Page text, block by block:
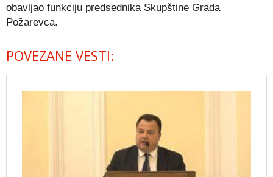
obavljao funkciju predsednika Skupštine Grada
Požarevca.
POVEZANE VESTI: